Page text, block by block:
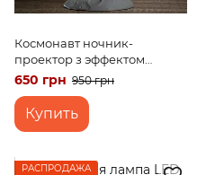
Космонавт ночник-
проектор з эффектом
звездного неба белый цвет
650 грн 950 грн
Купить
РАСПРОДАЖА